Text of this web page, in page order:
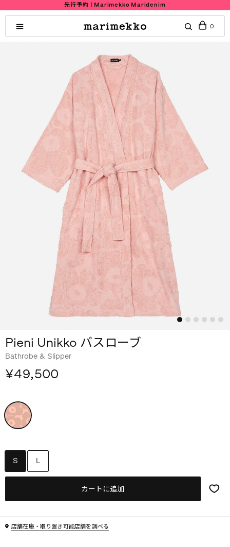
先行予約 | Marimekko Maridenim
0
Pieni Unikko バスローブ
Bathrobe & Slipper
¥49,500
S L
カートに追加
店舗在庫・取り置き可能店舗を調べる